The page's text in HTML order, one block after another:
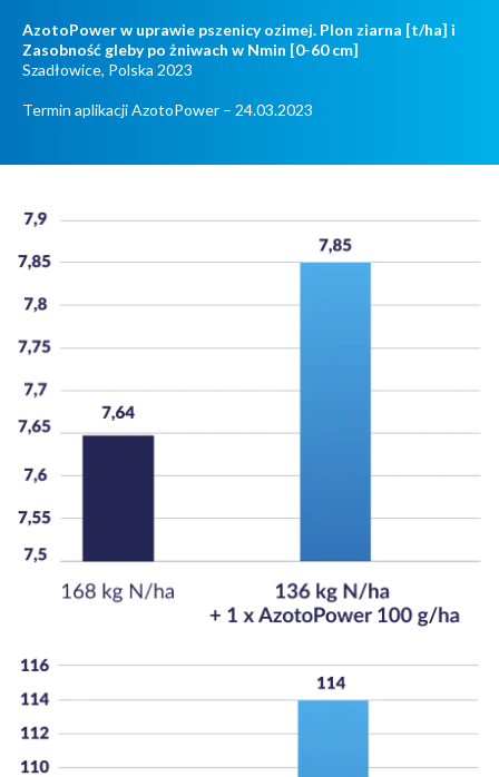
AzotoPower w uprawie pszenicy ozimej. Plon ziarna [t/ha] i
Zasobność gleby po żniwach w Nmin [0-60 cm]
Szadłowice, Polska 2023
Termin aplikacji AzotoPower – 24.03.2023